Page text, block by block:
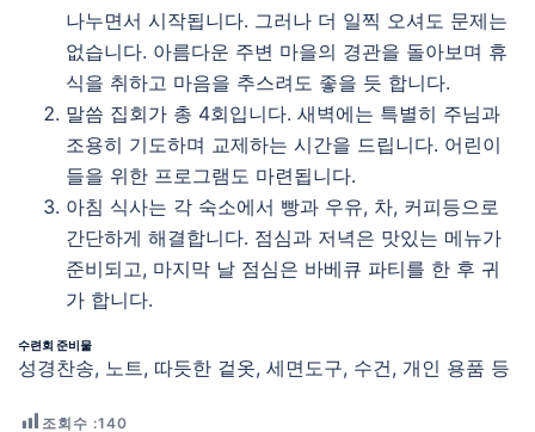
나누면서 시작됩니다. 그러나 더 일찍 오셔도 문제는
없습니다. 아름다운 주변 마을의 경관을 돌아보며 휴
식을 취하고 마음을 추스려도 좋을 듯 합니다.
말씀 집회가 총 4회입니다. 새벽에는 특별히 주님과
조용히 기도하며 교제하는 시간을 드립니다. 어린이
들을 위한 프로그램도 마련됩니다.
아침 식사는 각 숙소에서 빵과 우유, 차, 커피등으로
간단하게 해결합니다. 점심과 저녁은 맛있는 메뉴가
준비되고, 마지막 날 점심은 바베큐 파티를 한 후 귀
가 합니다.
수련회 준비물
성경찬송, 노트, 따듯한 겉옷, 세면도구, 수건, 개인 용품 등
조회수 :140